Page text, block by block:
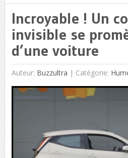
Incroyable ! Un
invisible se
d’une voiture
Auteur: Buzzultra | Catégorie: